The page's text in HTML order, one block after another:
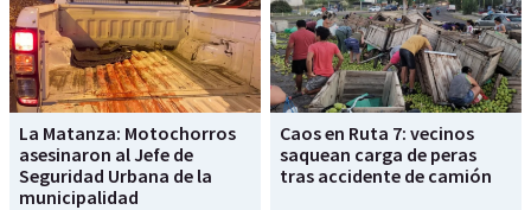
La Matanza: Motochorros
asesinaron al Jefe de
Seguridad Urbana de la
municipalidad
Caos en Ruta 7: vecinos
saquean carga de peras
tras accidente de camión